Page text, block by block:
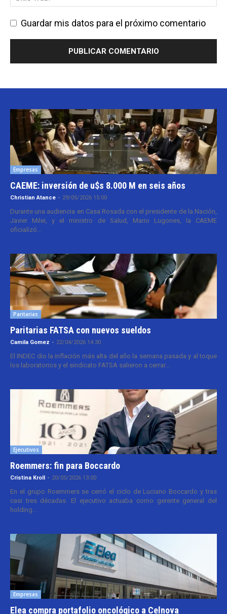
Guardar mis datos para el próximo comentario
Empresas
CAEME: inversión de u$s 8.000 M en seis años
Christian Atance - 29/05/2026 15:00
Durante una audiencia en Casa Rosada con el presidente de la Nación,
Javier Milei, y el ministro de Salud, Mario Lugones, la CAEME
oficializó...
Paritarias
Paritarias FATSA con nuevos sueldos
Camila Gomez - 22/04/2026 14:30
El INDEC dio la inflación más alta del año la semana pasada y al toque
los laboratorios y el sindicato FATSA salieron a cerrar...
Ejecutivos
Roemmers: fin para Boccardo
Cristina Kroll - 20/05/2026 13:00
En el grupo Roemmers se cerró el ciclo de Luciano Boccardo y tras
casi tres décadas. El ejecutivo actuaba como gerente general del
holding...
Empresas
Elea compra portafolio oncológico a Celnova